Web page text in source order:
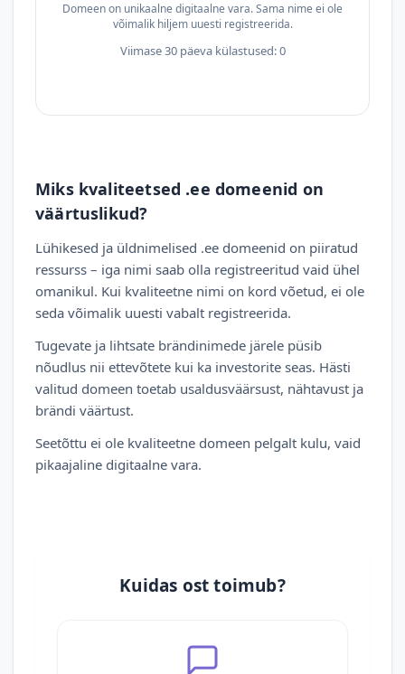
Domeen on unikaalne digitaalne vara. Sama nime ei ole
võimalik hiljem uuesti registreerida.
Viimase 30 päeva külastused: 0
Miks kvaliteetsed .ee domeenid on
väärtuslikud?
Lühikesed ja üldnimelised .ee domeenid on piiratud
ressurss – iga nimi saab olla registreeritud vaid ühel
omanikul. Kui kvaliteetne nimi on kord võetud, ei ole
seda võimalik uuesti vabalt registreerida.
Tugevate ja lihtsate brändinimede järele püsib
nõudlus nii ettevõtete kui ka investorite seas. Hästi
valitud domeen toetab usaldusväärsust, nähtavust ja
brändi väärtust.
Seetõttu ei ole kvaliteetne domeen pelgalt kulu, vaid
pikaajaline digitaalne vara.
Kuidas ost toimub?